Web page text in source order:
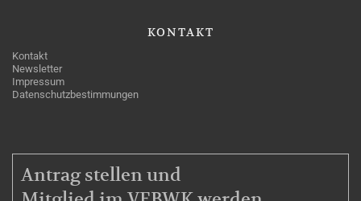
KONTAKT
Kontakt
Newsletter
Impressum
Datenschutzbestimmungen
MITGLIEDSCHAFT
Antrag stellen und